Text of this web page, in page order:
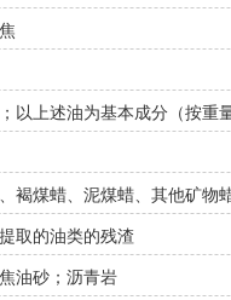
以上述油为基本成分（按重
褐煤蜡、泥煤蜡、其他矿
取的油类的残渣
油砂；沥青岩